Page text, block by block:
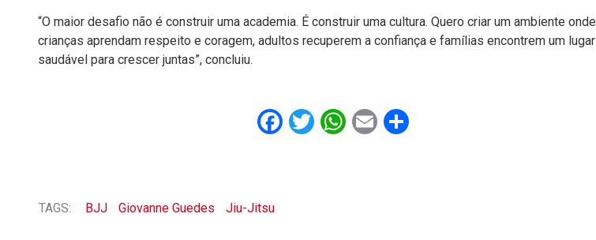
“O maior desafio não é construir uma academia. É construir uma cultura. Quero criar um ambiente onde
crianças aprendam respeito e coragem, adultos recuperem a confiança e famílias encontrem um lugar
saudável para crescer juntas”, concluiu.
Facebook
Twitter
WhatsApp
EmailShare
TAGS: BJJ Giovanne Guedes Jiu-Jitsu